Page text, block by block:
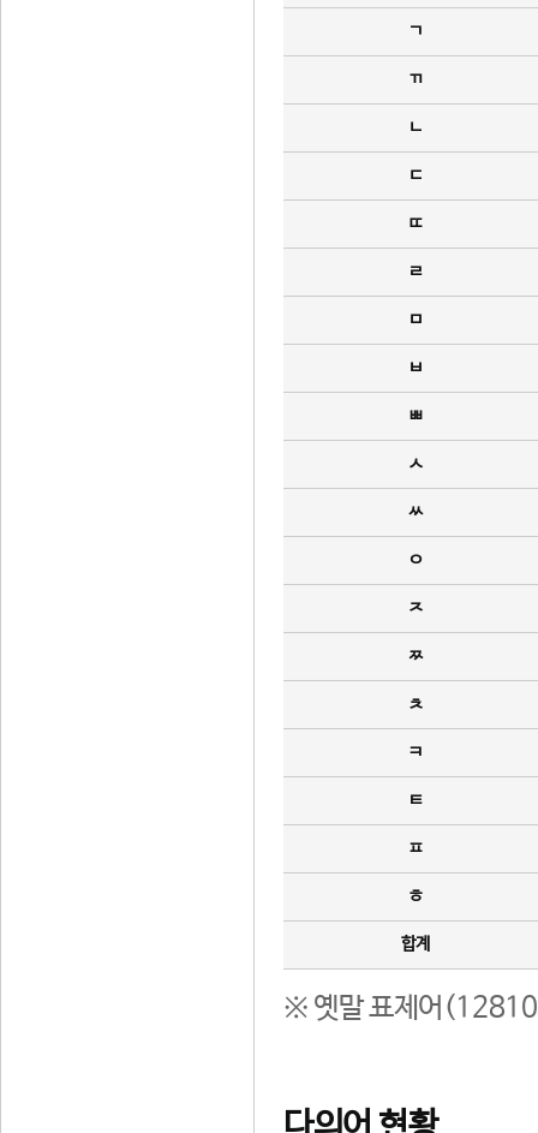
ㄱ
ㄲ
ㄴ
ㄷ
ㄸ
ㄹ
ㅁ
ㅂ
ㅃ
ㅅ
ㅆ
ㅇ
ㅈ
ㅉ
ㅊ
ㅋ
ㅌ
ㅍ
ㅎ
합계
※ 옛말 표제어(12810